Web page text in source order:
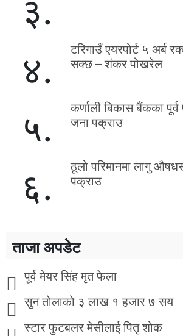
३.
४.
टरिगाउँ एयरपोर्ट ५ अर्ब
सक्छ – शंकर पोखरेल
५.
कर्णाली बिकास बैंकका
जना पक्राउ
६.
ठूलो परिमानमा लागु
पक्राउ
ताजा अपडेट
पूर्व मेयर सिंह मृत फेला
सुन तोलाको ३ लाख १ हजार ७ सय
स्टार फुटबलर मेसीलाई पितृ शोक